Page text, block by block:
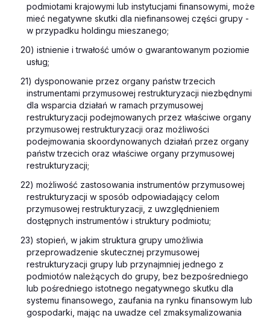
podmiotami krajowymi lub instytucjami finansowymi, może
mieć negatywne skutki dla niefinansowej części grupy -
w przypadku holdingu mieszanego;
20) istnienie i trwałość umów o gwarantowanym poziomie
usług;
21) dysponowanie przez organy państw trzecich
instrumentami przymusowej restrukturyzacji niezbędnymi
dla wsparcia działań w ramach przymusowej
restrukturyzacji podejmowanych przez właściwe organy
przymusowej restrukturyzacji oraz możliwości
podejmowania skoordynowanych działań przez organy
państw trzecich oraz właściwe organy przymusowej
restrukturyzacji;
22) możliwość zastosowania instrumentów przymusowej
restrukturyzacji w sposób odpowiadający celom
przymusowej restrukturyzacji, z uwzględnieniem
dostępnych instrumentów i struktury podmiotu;
23) stopień, w jakim struktura grupy umożliwia
przeprowadzenie skutecznej przymusowej
restrukturyzacji grupy lub przynajmniej jednego z
podmiotów należących do grupy, bez bezpośredniego
lub pośredniego istotnego negatywnego skutku dla
systemu finansowego, zaufania na rynku finansowym lub
gospodarki, mając na uwadze cel zmaksymalizowania